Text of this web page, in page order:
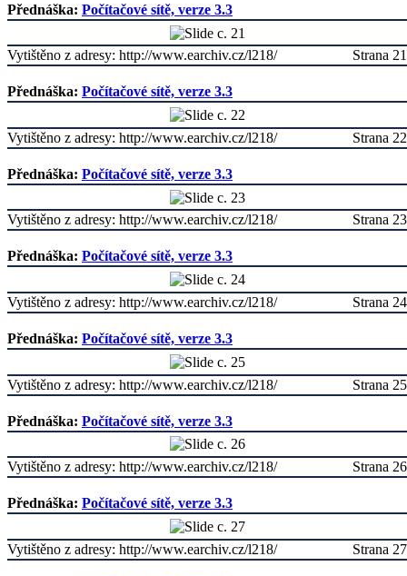
Přednáška: Počítačové sítě, verze 3.3
Strana 21
Vytištěno z adresy: http://www.earchiv.cz/l218/
Přednáška: Počítačové sítě, verze 3.3
Strana 22
Vytištěno z adresy: http://www.earchiv.cz/l218/
Přednáška: Počítačové sítě, verze 3.3
Strana 23
Vytištěno z adresy: http://www.earchiv.cz/l218/
Přednáška: Počítačové sítě, verze 3.3
Strana 24
Vytištěno z adresy: http://www.earchiv.cz/l218/
Přednáška: Počítačové sítě, verze 3.3
Strana 25
Vytištěno z adresy: http://www.earchiv.cz/l218/
Přednáška: Počítačové sítě, verze 3.3
Strana 26
Vytištěno z adresy: http://www.earchiv.cz/l218/
Přednáška: Počítačové sítě, verze 3.3
Strana 27
Vytištěno z adresy: http://www.earchiv.cz/l218/